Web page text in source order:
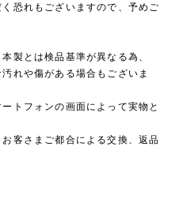
恐れもございますので、予めご
製とは検品基準が異なる為、
れや傷がある場合もございま
トフォンの画面によって実物と
客さまご都合による交換、返品